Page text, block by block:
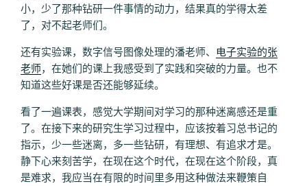
小，少了那种钻研一件事情的动力，结果真的学得太差
了，对不起老师们。
还有实验课，数字信号图像处理的潘老师、 电子实验的张
老师，在她们的课上我感受到了实践和突破的力量。也不
知道这些好课是否还能够延续。
看了一遍课表，感觉大学期间对学习的那种迷离感还是重
了。在接下来的研究生学习过程中，应该按着习总书记的
指示，少一些迷离，多一些钻研，有理想、有追求才是。
静下心来刻苦学，在现在这个时代，在现在这个阶段，真
是难求，我应当在有限的时间里多用这种做法来鞭策自